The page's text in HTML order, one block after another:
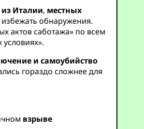
Италии, местных
обнаружения.
актов саботажа» по всем
и самоубийство
гораздо сложнее для
взрыве